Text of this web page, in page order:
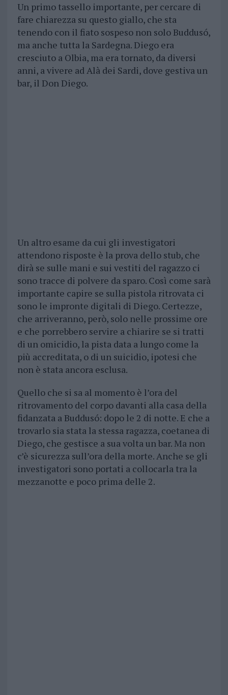
Un primo tassello importante, per cercare di
fare chiarezza su questo giallo, che sta
tenendo con il fiato sospeso non solo Buddusó,
ma anche tutta la Sardegna. Diego era
cresciuto a Olbia, ma era tornato, da diversi
anni, a vivere ad Alà dei Sardi, dove gestiva un
bar, il Don Diego.
Un altro esame da cui gli investigatori
attendono risposte è la prova dello stub, che
dirà se sulle mani e sui vestiti del ragazzo ci
sono tracce di polvere da sparo. Così come sarà
importante capire se sulla pistola ritrovata ci
sono le impronte digitali di Diego. Certezze,
che arriveranno, però, solo nelle prossime ore
e che porrebbero servire a chiarire se si tratti
di un omicidio, la pista data a lungo come la
più accreditata, o di un suicidio, ipotesi che
non è stata ancora esclusa.
Quello che si sa al momento è l’ora del
ritrovamento del corpo davanti alla casa della
fidanzata a Buddusó: dopo le 2 di notte. E che a
trovarlo sia stata la stessa ragazza, coetanea di
Diego, che gestisce a sua volta un bar. Ma non
c’è sicurezza sull’ora della morte. Anche se gli
investigatori sono portati a collocarla tra la
mezzanotte e poco prima delle 2.